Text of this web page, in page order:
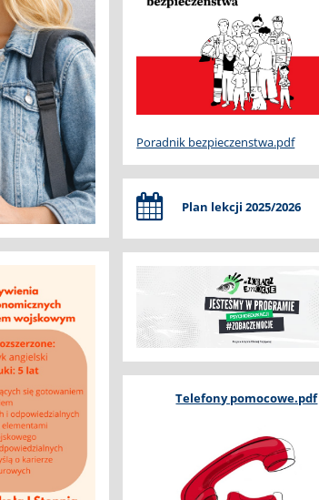
Poradnik bezpieczenstwa.pdf
Plan lekcji 2025/2026
Telefony pomocowe.pdf